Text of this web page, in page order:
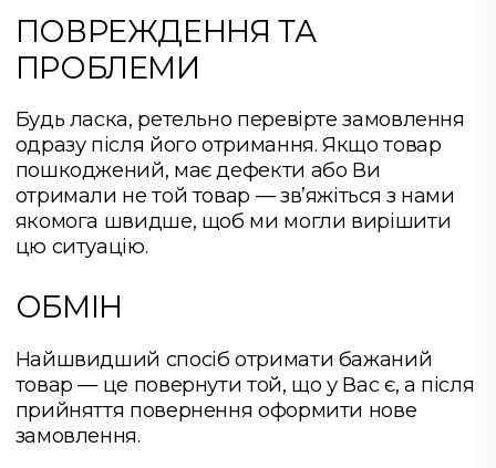
ПОВРЕЖДЕННЯ ТА
ПРОБЛЕМИ
Будь ласка, ретельно перевірте замовлення
одразу після його отримання. Якщо товар
пошкоджений, має дефекти або Ви
отримали не той товар — зв’яжіться з нами
якомога швидше, щоб ми могли вирішити
цю ситуацію.
ОБМІН
Найшвидший спосіб отримати бажаний
товар — це повернути той, що у Вас є, а після
прийняття повернення оформити нове
замовлення.